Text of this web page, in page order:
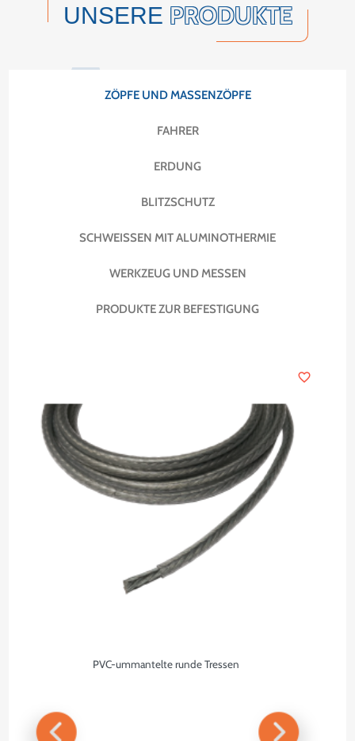
UNSERE PRODUKTE
ZÖPFE UND MASSENZÖPFE
FAHRER
ERDUNG
BLITZSCHUTZ
SCHWEISSEN MIT ALUMINOTHERMIE
WERKZEUG UND MESSEN
PRODUKTE ZUR BEFESTIGUNG
PVC-ummantelte runde Tressen
favorite_border
A